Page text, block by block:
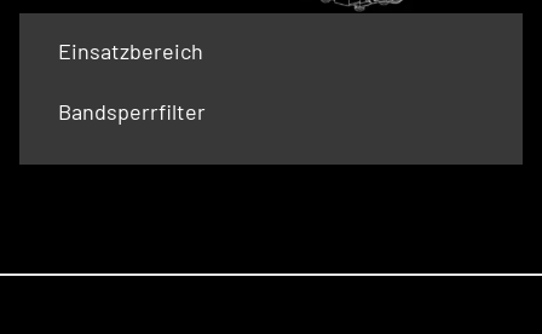
Einsatzbereich
Bandsperrfilter